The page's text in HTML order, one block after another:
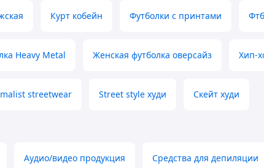
Курт кобейн Футболки с принтами
Heavy Metal Женская футболка оверсайз Хип-
streetwear Street style худи Скейт худи
Аудио/видео продукция Средства для депиляции